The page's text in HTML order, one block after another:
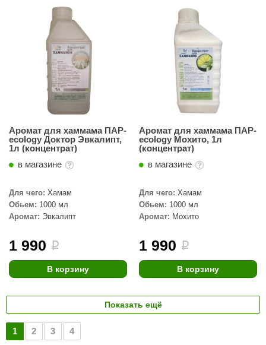
Аромат для хаммама ПАР-
ecology Доктор Эвкалипт,
1л (концентрат)
в магазине
Для чего: Хамам
Обьем: 1000 мл
Аромат: Эвкалипт
1 990 i
В корзину
Аромат для хаммама ПАР-
ecology Мохито, 1л
(концентрат)
в магазине
Для чего: Хамам
Обьем: 1000 мл
Аромат: Мохито
1 990 i
В корзину
Показать ещё
1 2 3 4